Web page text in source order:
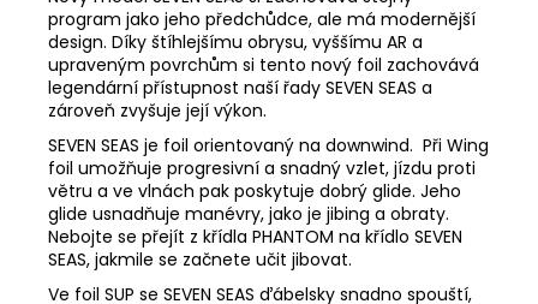
program jako jeho předchůdce, ale má modernější
design. Díky štíhlejšímu obrysu, vyššímu AR a
upraveným povrchům si tento nový foil zachovává
legendární přístupnost naší řady SEVEN SEAS a
zároveň zvyšuje její výkon.
SEVEN SEAS je foil orientovaný na downwind. Při Wing
foil umožňuje progresivní a snadný vzlet, jízdu proti
větru a ve vlnách pak poskytuje dobrý glide. Jeho
glide usnadňuje manévry, jako je jibing a obraty.
Nebojte se přejít z křídla PHANTOM na křídlo SEVEN
SEAS, jakmile se začnete učit jibovat.
Ve foil SUP se SEVEN SEAS ďábelsky snadno spouští,